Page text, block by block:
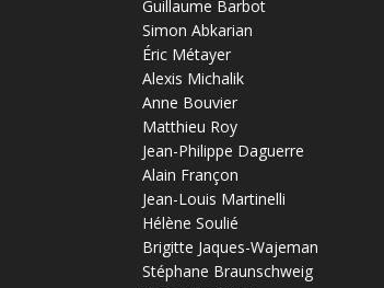
Guillaume Barbot
Simon Abkarian
Éric Métayer
Alexis Michalik
Anne Bouvier
Matthieu Roy
Jean-Philippe Daguerre
Alain Françon
Jean-Louis Martinelli
Hélène Soulié
Brigitte Jaques-Wajeman
Stéphane Braunschweig